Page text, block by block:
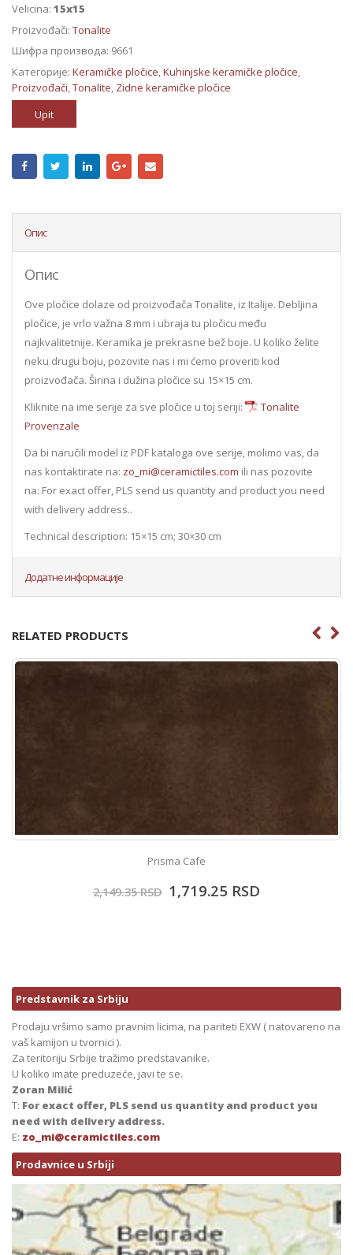
Velicina: 15x15
Proizvođači: Tonalite
Шифра производа: 9661
Категорије: Keramičke pločice Kuhinjske keramičke pločice
Proizvođači Tonalite Zidne keramičke pločice
Upit
Опис
Опис
Ove pločice dolaze od proizvođača Tonalite, iz Italije. Debljina
pločice, je vrlo važna 8 mm i ubraja tu pločicu među
najkvalitetnije. Keramika je prekrasne bež boje. U koliko želite
neku drugu boju, pozovite nas i mi ćemo proveriti kod
proizvođača. Širina i dužina pločice su 15×15 cm.
Kliknite na ime serije za sve pločice u toj seriji:
Tonalite
Provenzale
Da bi naručili model iz PDF kataloga ove serije, molimo vas, da
nas kontaktirate na: zo_mi@ceramictiles.com ili nas pozovite
na: For exact offer, PLS send us quantity and product you need
with delivery address..
Technical description: 15×15 cm; 30×30 cm
Додатне информације
RELATED PRODUCTS
Prisma Cafe
2,149.35RSD 1,719.25 RSD
Predstavnik za Srbiju
Prodaju vršimo samo pravnim licima, na pariteti EXW ( natovareno na
vaš kamijon u tvornici ).
Za teritoriju Srbije tražimo predstavanike.
U koliko imate preduzeće, javi te se.
Zoran Milić
T: For exact offer, PLS send us quantity and product you
need with delivery address.
E: zo_mi@ceramictiles.com
Prodavnice u Srbiji